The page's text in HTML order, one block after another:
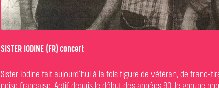
SISTER IODINE (FR) concert
Sister Iodine fait aujourd’hui à la fois figure de vétéran, de franc-